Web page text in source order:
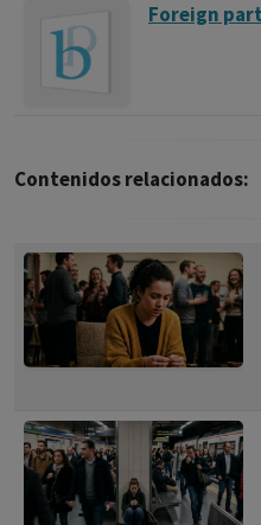
Foreign
Contenidos relacionados: